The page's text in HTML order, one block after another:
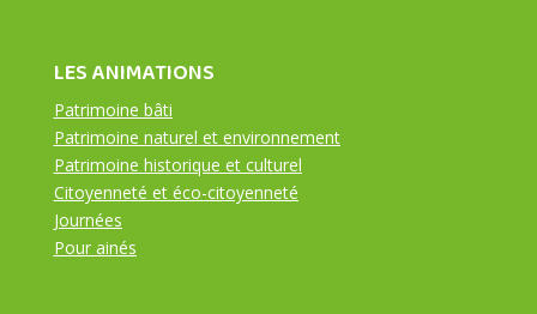
LES ANIMATIONS
Patrimoine bâti
Patrimoine naturel et environnement
Patrimoine historique et culturel
Citoyenneté et éco-citoyenneté
Journées
Pour ainés